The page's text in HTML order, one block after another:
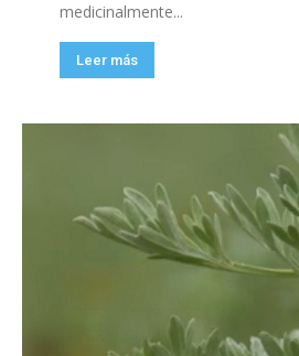
medicinalmente...
Leer más